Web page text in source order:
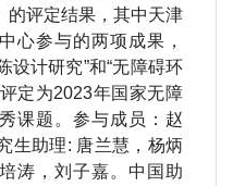
的评定结果，其中天津
心参与的两项成果，
设计研究”和“无障碍环
定为2023年国家无障
课题。参与成员：赵
生助理: 唐兰慧，杨炳
涛，刘子嘉。中国助